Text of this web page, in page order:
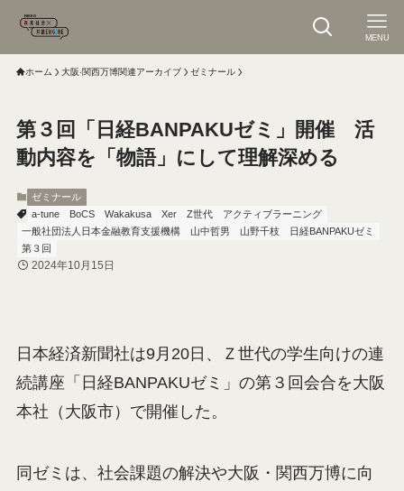
MENU
ホーム 大阪‧関⻄万博関連アーカイブ ゼミナール
第３回「日経BANPAKUゼミ」開催 活
動内容を「物語」にして理解深める
ゼミナール
a-tune
BoCS Wakakusa Xer Z世代
アクティブラーニング
一般社団法人日本金融教育支援機構
山中哲男 山野千枝
日経BANPAKUゼミ
第３回
2024年10月15日
日本経済新聞社は9月20日、Ｚ世代の学生向けの連
続講座「日経BANPAKUゼミ」の第３回会合を大阪
本社（大阪市）で開催した。
同ゼミは、社会課題の解決や大阪・関西万博に向